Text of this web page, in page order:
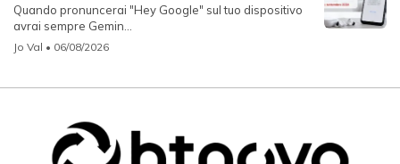
Quando pronuncerai "Hey Google" sul tuo dispositivo
avrai sempre Gemin...
Jo Val • 06/08/2026